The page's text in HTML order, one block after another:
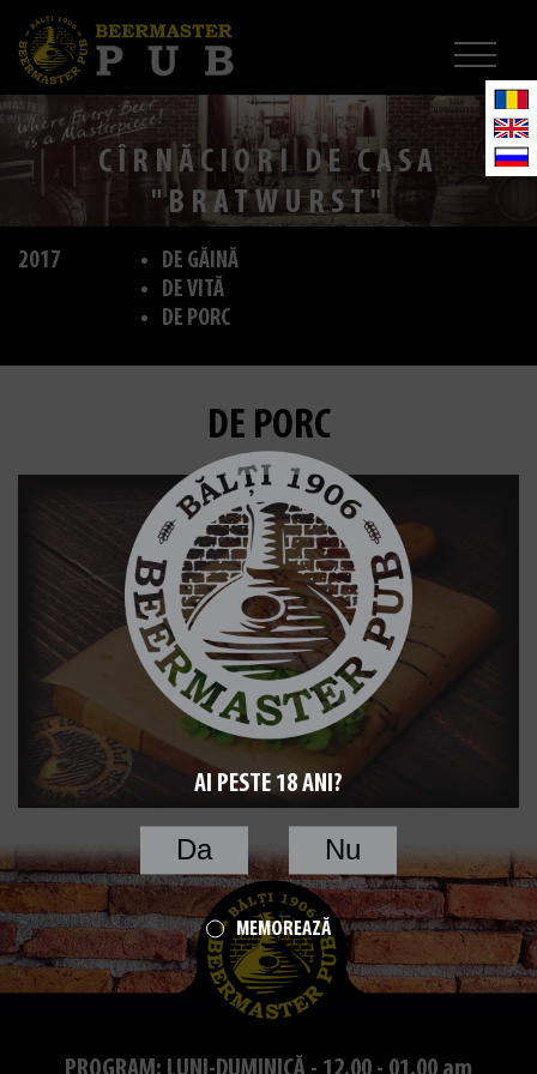
CÎRNĂCIORI DE CASA
"BRATWURST"
2017
DE GĂINĂ
DE VITĂ
DE PORC
DE PORC
AI PESTE 18 ANI?
Da Nu
MEMOREAZĂ